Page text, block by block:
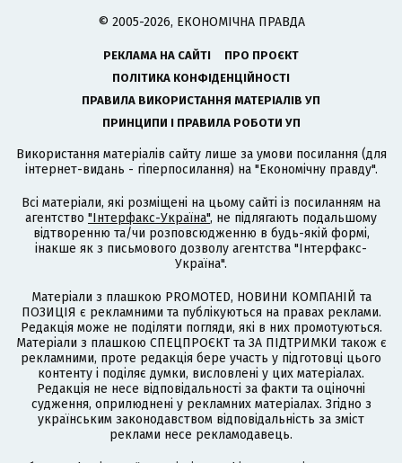
© 2005-2026, ЕКОНОМІЧНА ПРАВДА
РЕКЛАМА НА САЙТІ
ПРО ПРОЄКТ
ПОЛІТИКА КОНФІДЕНЦІЙНОСТІ
ПРАВИЛА ВИКОРИСТАННЯ МАТЕРІАЛІВ УП
ПРИНЦИПИ І ПРАВИЛА РОБОТИ УП
Використання матеріалів сайту лише за умови посилання (для
інтернет-видань - гіперпосилання) на "Економічну правду".
Всі матеріали, які розміщені на цьому сайті із посиланням на
агентство "Інтерфакс-Україна", не підлягають подальшому
відтворенню та/чи розповсюдженню в будь-якій формі,
інакше як з письмового дозволу агентства "Інтерфакс-
Україна".
Матеріали з плашкою PROMOTED, НОВИНИ КОМПАНІЙ та
ПОЗИЦІЯ є рекламними та публікуються на правах реклами.
Редакція може не поділяти погляди, які в них промотуються.
Матеріали з плашкою СПЕЦПРОЄКТ та ЗА ПІДТРИМКИ також є
рекламними, проте редакція бере участь у підготовці цього
контенту і поділяє думки, висловлені у цих матеріалах.
Редакція не несе відповідальності за факти та оціночні
судження, оприлюднені у рекламних матеріалах. Згідно з
українським законодавством відповідальність за зміст
реклами несе рекламодавець.